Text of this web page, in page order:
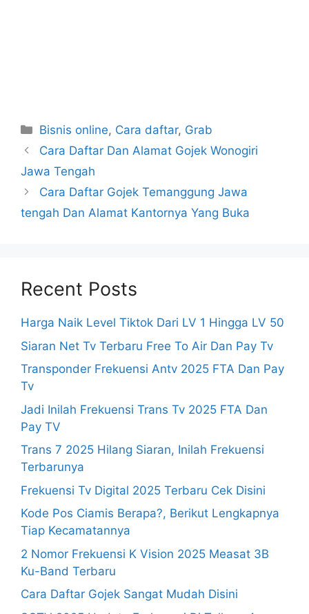
Categories
Bisnis online, Cara daftar, Grab
Cara Daftar Dan Alamat Gojek Wonogiri
Jawa Tengah
Cara Daftar Gojek Temanggung Jawa
tengah Dan Alamat Kantornya Yang Buka
Recent Posts
Harga Naik Level Tiktok Dari LV 1 Hingga LV 50
Siaran Net Tv Terbaru Free To Air Dan Pay Tv
Transponder Frekuensi Antv 2025 FTA Dan Pay
Tv
Jadi Inilah Frekuensi Trans Tv 2025 FTA Dan
Pay TV
Trans 7 2025 Hilang Siaran, Inilah Frekuensi
Terbarunya
Frekuensi Tv Digital 2025 Terbaru Cek Disini
Kode Pos Ciamis Berapa?, Berikut Lengkapnya
Tiap Kecamatannya
2 Nomor Frekuensi K Vision 2025 Measat 3B
Ku-Band Terbaru
Cara Daftar Gojek Sangat Mudah Disini